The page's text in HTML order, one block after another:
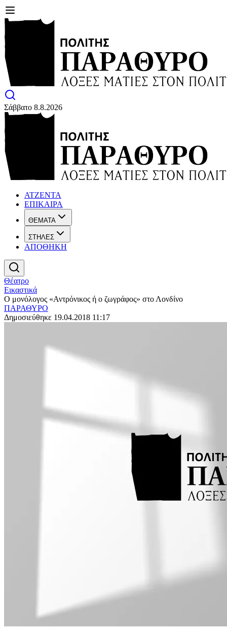
Σάββατο 8.8.2026
ΑΤΖΕΝΤΑ
ΕΠΙΚΑΙΡΑ
ΘΕΜΑΤΑ
ΣΤΗΛΕΣ
ΑΠΟΘΗΚΗ
Θέατρο
Εικαστικά
Ο μονόλογος «Αντρόνικος ή ο ζωγράφος» στο Λονδίνο
ΠΑΡΑΘΥΡΟ
Δημοσιεύθηκε 19.04.2018 11:17